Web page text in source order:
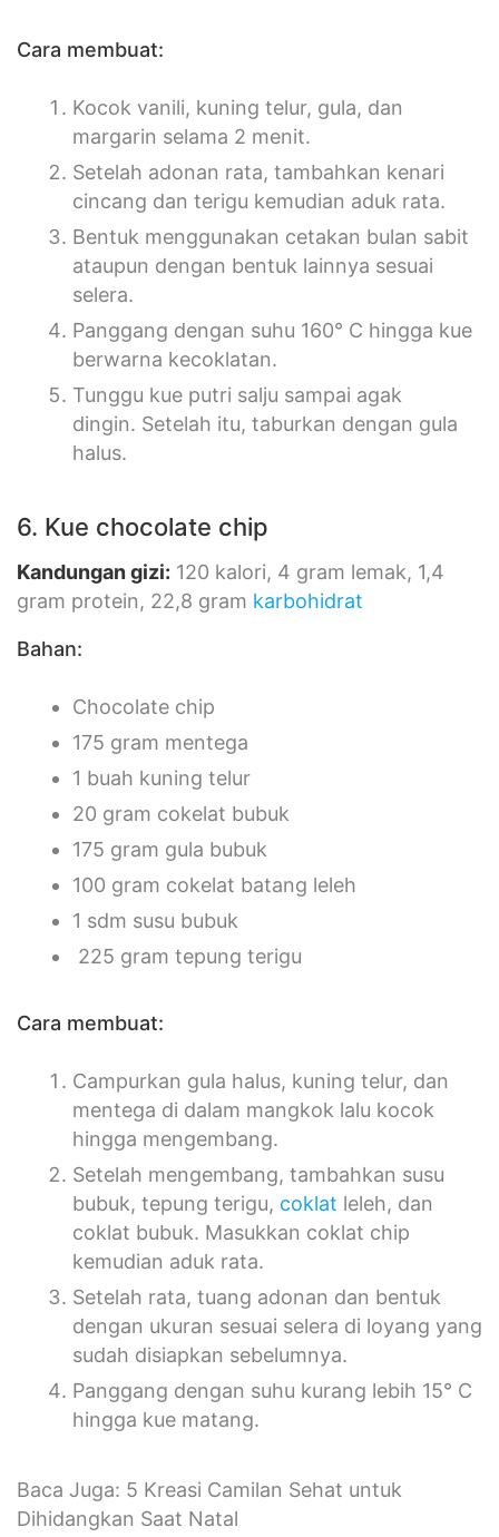
Cara membuat:
Kocok vanili, kuning telur, gula, dan
margarin selama 2 menit.
Setelah adonan rata, tambahkan kenari
cincang dan terigu kemudian aduk rata.
Bentuk menggunakan cetakan bulan sabit
ataupun dengan bentuk lainnya sesuai
selera.
Panggang dengan suhu 160° C hingga kue
berwarna kecoklatan.
Tunggu kue putri salju sampai agak
dingin. Setelah itu, taburkan dengan gula
halus.
6. Kue chocolate chip
Kandungan gizi: 120 kalori, 4 gram lemak, 1,4
gram protein, 22,8 gram karbohidrat
Bahan:
Chocolate chip
175 gram mentega
1 buah kuning telur
20 gram cokelat bubuk
175 gram gula bubuk
100 gram cokelat batang leleh
1 sdm susu bubuk
225 gram tepung terigu
Cara membuat:
Campurkan gula halus, kuning telur, dan
mentega di dalam mangkok lalu kocok
hingga mengembang.
Setelah mengembang, tambahkan susu
bubuk, tepung terigu, coklat leleh, dan
coklat bubuk. Masukkan coklat chip
kemudian aduk rata.
Setelah rata, tuang adonan dan bentuk
dengan ukuran sesuai selera di loyang yang
sudah disiapkan sebelumnya.
Panggang dengan suhu kurang lebih 15° C
hingga kue matang.
Baca Juga: 5 Kreasi Camilan Sehat untuk
Dihidangkan Saat Natal